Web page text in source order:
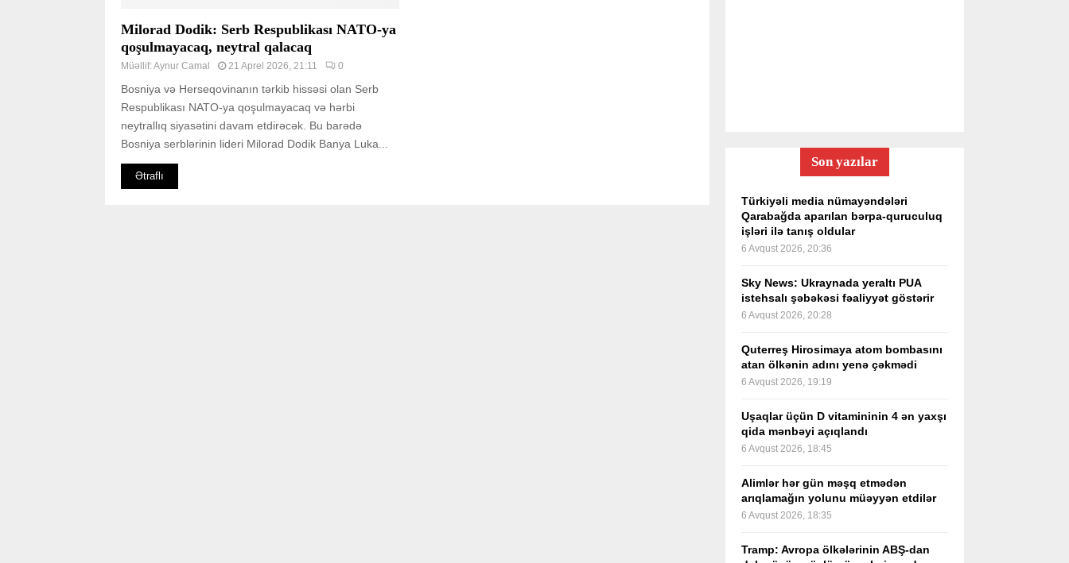
Milorad Dodik: Serb Respublikası NATO-ya
qoşulmayacaq, neytral qalacaq
Müəllif:Aynur Camal 21 Aprel 2026, 21:11 0
Bosniya və Herseqovinanın tərkib hissəsi olan Serb
Respublikası NATO-ya qoşulmayacaq və hərbi
neytrallıq siyasətini davam etdirəcək. Bu barədə
Bosniya serblərinin lideri Milorad Dodik Banya Luka...
Ətraflı
Son yazılar
Türkiyəli media nümayəndələri
Qarabağda aparılan bərpa-quruculuq
işləri ilə tanış oldular
6 Avqust 2026, 20:36
Sky News: Ukraynada yeraltı PUA
istehsalı şəbəkəsi fəaliyyət göstərir
6 Avqust 2026, 20:28
Quterreş Hirosimaya atom bombasını
atan ölkənin adını yenə çəkmədi
6 Avqust 2026, 19:19
Uşaqlar üçün D vitamininin 4 ən yaxşı
qida mənbəyi açıqlandı
6 Avqust 2026, 18:45
Alimlər hər gün məşq etmədən
arıqlamağın yolunu müəyyən etdilər
6 Avqust 2026, 18:35
Tramp: Avropa ölkələrinin ABŞ-dan